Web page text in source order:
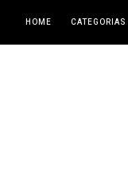
HOME CATEGORIAS